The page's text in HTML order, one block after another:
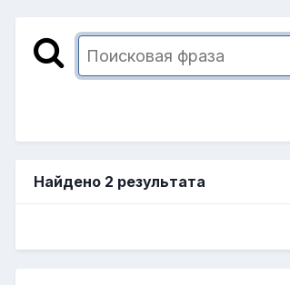
Найдено 2 результата